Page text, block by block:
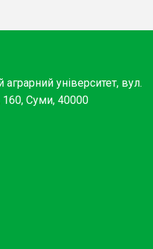
університет, вул.
Суми, 40000